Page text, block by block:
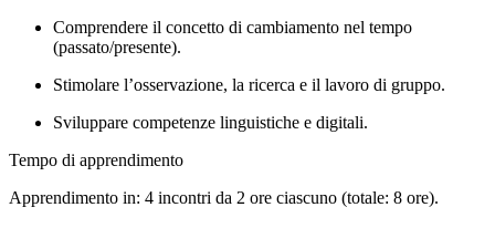
Comprendere il concetto di cambiamento nel tempo
(passato/presente).
Stimolare l’osservazione, la ricerca e il lavoro di gruppo.
Sviluppare competenze linguistiche e digitali.
Tempo di apprendimento
Apprendimento in: 4 incontri da 2 ore ciascuno (totale: 8 ore).